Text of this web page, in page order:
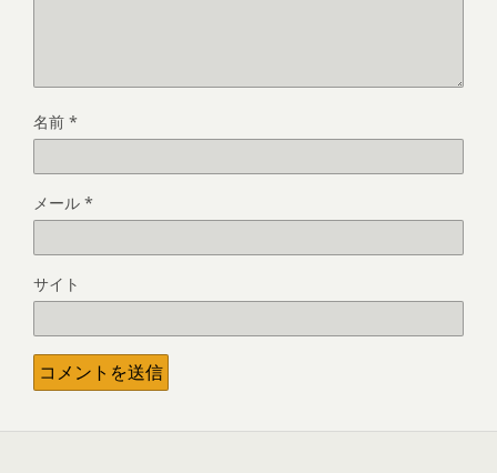
名前 *
メール *
サイト